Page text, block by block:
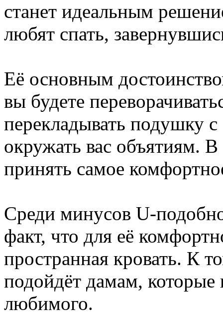
станет идеальным
любят спать,
Её основным
вы будете
перекладывать подушку
окружать вас объятиям.
принять самое
Среди минусов U-
факт, что для её
пространная кровать. К
подойдёт дамам, которые
любимого.